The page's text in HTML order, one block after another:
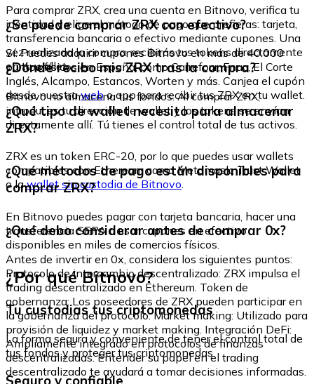
Para comprar ZRX, crea una cuenta en Bitnovo, verifica tu
identidad y elige el método de pago que prefieras: tarjeta,
transferencia bancaria o efectivo mediante cupones. Una
vez realizada la compra, recibirás tus tokens directamente
en tu wallet.
¿Se puede comprar ZRX con efectivo?
Sí. Puedes adquirir cupones Bitnovo en más de 40.000
puntos físicos en España, como Carrefour, Fnac, El Corte
Inglés, Alcampo, Estancos, Worten y más. Canjea el cupón
desde nuestrawebo app para recibir tus ZRX en tu wallet.
¿Dónde recibo mis ZRX tras la compra?
Bitnovo no almacena tus fondos. Al comprar ZRX,
introduces tu dirección de wallet y los tokens se envían
directamente allí. Tú tienes el control total de tus activos.
¿Qué tipo de wallet necesito para almacenar
ZRX?
ZRX es un token ERC-20, por lo que puedes usar wallets
compatibles con Ethereum como Metamask, Trust Wallet
o lawallet sin custodia de Bitnovo.
¿Qué métodos de pago están disponibles para
comprar ZRX?
En Bitnovo puedes pagar con tarjeta bancaria, hacer una
transferencia SEPA o usar cupones en efectivo
disponibles en miles de comercios físicos.
¿Qué debo considerar antes de comprar 0x?
Antes de invertir en 0x, considera los siguientes puntos:
Protocolo de intercambio descentralizado: ZRX impulsa el
trading descentralizado en Ethereum. Token de
gobernanza: Los poseedores de ZRX pueden participar en
la gobernanza del protocolo. Market making: Utilizado para
provisión de liquidez y market making. Integración DeFi:
Ampliamente integrado en protocolos de finanzas
descentralizadas. Entender su papel en el trading
descentralizado te ayudará a tomar decisiones informadas.
¿Por qué Bitnovo?
Tu custodias tus criptomonedas
La forma segura y conveniente de tener el control total de
tus fondos y proteger tus criptomonedas.